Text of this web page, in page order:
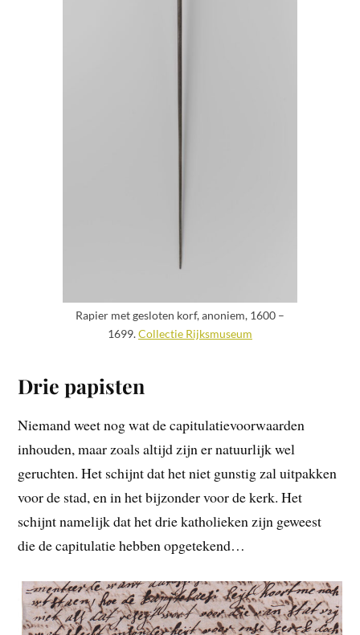
Rapier met gesloten korf, anoniem, 1600 –
1699.Collectie Rijksmuseum
Drie papisten
Niemand weet nog wat de capitulatievoorwaarden
inhouden, maar zoals altijd zijn er natuurlijk wel
geruchten. Het schijnt dat het niet gunstig zal uitpakken
voor de stad, en in het bijzonder voor de kerk. Het
schijnt namelijk dat het drie katholieken zijn geweest
die de capitulatie hebben opgetekend…